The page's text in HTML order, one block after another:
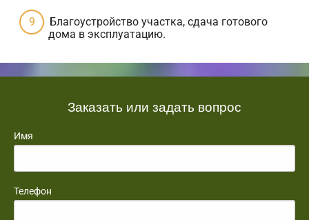
Благоустройство участка, сдача готового
дома в эксплуатацию.
Заказать или задать вопрос
Имя
Телефон